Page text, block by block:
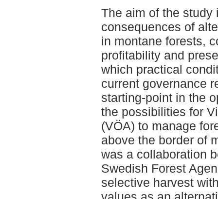
The aim of the study
consequences of
in montane forests,
profitability and
which practical
current governance
starting-point in the
the possibilities for
(VÖA) to manage
above the border of
was a collaboration
Swedish Forest
selective harvest